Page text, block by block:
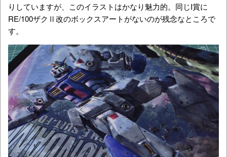
りしていますが、このイラストはかなり魅力的。同じI賞に
RE/100ザクⅡ改のボックスアートがないのが残念なところで
す。